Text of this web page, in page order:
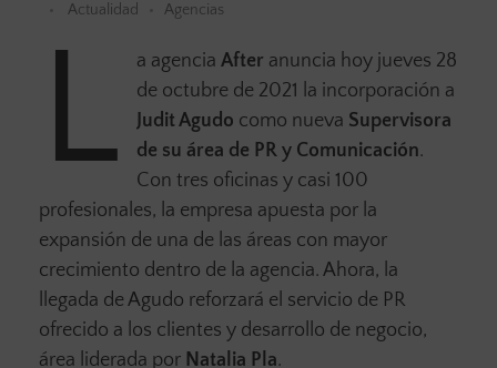
Actualidad
Agencias
L a agenciaAfter anuncia hoy jueves 28
de octubre de 2021 la incorporación a
Judit Agudo como nueva Supervisora
de su área de PR y Comunicación.
Con tres oficinas y casi 100
profesionales, la empresa apuesta por la
expansión de una de las áreas con mayor
crecimiento dentro de la agencia. Ahora, la
llegada de Agudo reforzará el servicio de PR
ofrecido a los clientes y desarrollo de negocio,
área liderada por Natalia Pla.